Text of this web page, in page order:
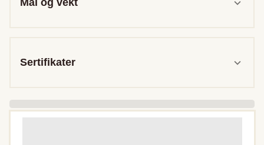
Mål og vekt
Sertifikater